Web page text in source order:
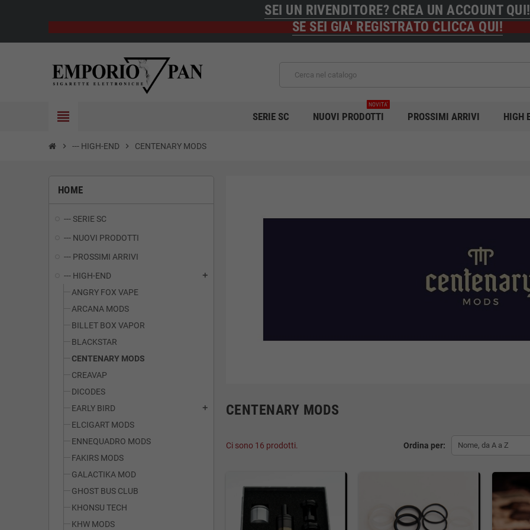
SEI UN RIVENDITORE? CREA UN ACCOUNT QUI!
SE SEI GIA' REGISTRATO CLICCA QUI!
view_headline SERIE SC NUOVI PRODOTTI
NOVITA'
PROSSIMI ARRIVI HIGH
chevron_right --- HIGH-END chevron_right CENTENARY MODS
HOME
--- SERIE SC
--- NUOVI PRODOTTI
--- PROSSIMI ARRIVI
--- HIGH-END
add
ANGRY FOX VAPE
ARCANA MODS
BILLET BOX VAPOR
BLACKSTAR
CENTENARY MODS
CREAVAP
DICODES
EARLY BIRD
add
ELCIGART MODS
ENNEQUADRO MODS
FAKIRS MODS
GALACTIKA MOD
GHOST BUS CLUB
KHONSU TECH
KHW MODS
CENTENARY MODS
Ordina per: Nome, da A a Z
Ci sono 16 prodotti.